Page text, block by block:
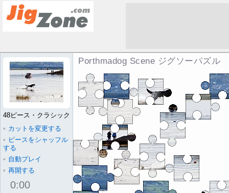
Porthmadog Scene ジグソーパズル
48ピース・クラシック
• カットを変更する
• ピースをシャッフル
する
• 自動プレイ
• 再開する
0:00